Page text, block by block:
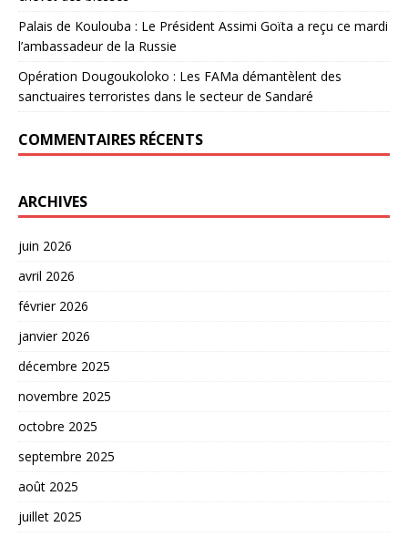
Palais de Koulouba : Le Président Assimi Goïta a reçu ce mardi
l’ambassadeur de la Russie
Opération Dougoukoloko : Les FAMa démantèlent des
sanctuaires terroristes dans le secteur de Sandaré
COMMENTAIRES RÉCENTS
ARCHIVES
juin 2026
avril 2026
février 2026
janvier 2026
décembre 2025
novembre 2025
octobre 2025
septembre 2025
août 2025
juillet 2025